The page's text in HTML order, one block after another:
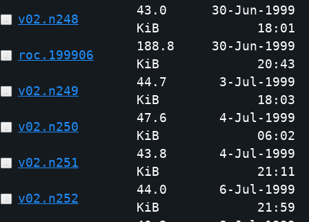
v02.n248
43.0
KiB
30-Jun-1999
18:01
roc.199906
188.8
KiB
30-Jun-1999
20:43
v02.n249
44.7
KiB
3-Jul-1999
18:03
v02.n250
47.6
KiB
4-Jul-1999
06:02
v02.n251
43.8
KiB
4-Jul-1999
21:11
v02.n252
44.0
KiB
6-Jul-1999
21:59